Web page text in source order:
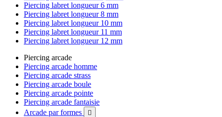
Piercing labret longueur 6 mm
Piercing labret longueur 8 mm
Piercing labret longueur 10 mm
Piercing labret longueur 11 mm
Piercing labret longueur 12 mm
Piercing arcade
Piercing arcade homme
Piercing arcade strass
Piercing arcade boule
Piercing arcade pointe
Piercing arcade fantaisie
Arcade par formes
